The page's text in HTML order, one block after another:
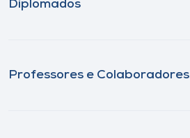
Diplomados
Professores e Colaboradores